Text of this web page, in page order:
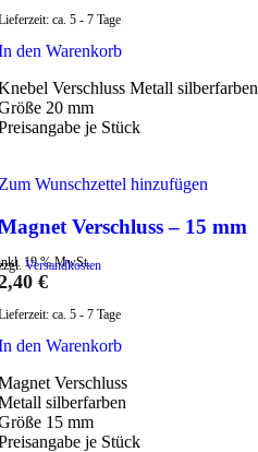
ca. 5 - 7 Tage
den Warenkorb
Verschluss Metall silberfarben
20 mm
je Stück
Wunschzettel hinzufügen
Verschluss – 15 mm
19 % MwSt.
Versandkosten
€
ca. 5 - 7 Tage
den Warenkorb
Verschluss
silberfarben
15 mm
je Stück